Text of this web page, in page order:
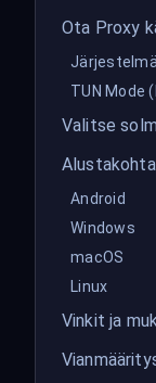
Ota Proxy
TUN Mode
Valitse
Android
Windows
macOS
Linux
Vinkit ja